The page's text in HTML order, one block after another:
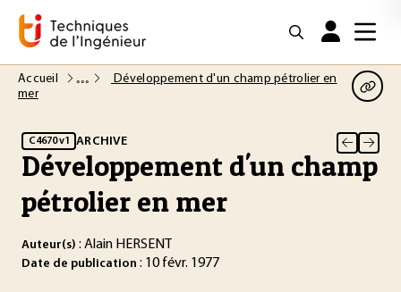
Accueil
Développement d'un champ pétrolier en
mer
C4670 v1 ARCHIVE
Développement d'un champ
pétrolier en mer
Auteur(s) : Alain HERSENT
Date de publication : 10 févr. 1977